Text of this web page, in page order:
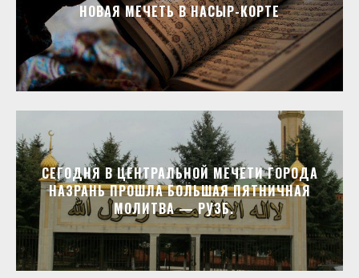
НОВАЯ МЕЧЕТЬ В НАСЫР-КОРТЕ
СЕГОДНЯ В ЦЕНТРАЛЬНОЙ МЕЧЕТИ ГОРОДА
НАЗРАНЬ ПРОШЛА БОЛЬШАЯ ПЯТНИЧНАЯ
МОЛИТВА — РУЗБ.⁣⁣⠀